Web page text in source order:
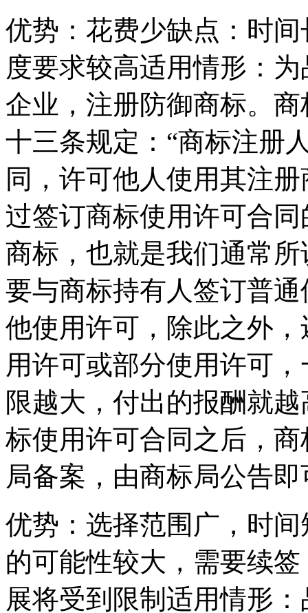
优势：花费少缺点：时
度要求较高适用情形：
企业，注册防御商标。
十三条规定：“商标注册
同，许可他人使用其注
过签订商标使用许可合
商标，也就是我们通常
要与商标持有人签订普
他使用许可，除此之外
用许可或部分使用许可
限越大，付出的报酬就
标使用许可合同之后，
局备案，由商标局公告即
优势：选择范围广，时
的可能性较大，需要续
展将受到限制适用情形